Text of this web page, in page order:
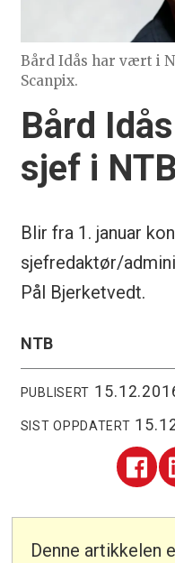
Bård Idås har vært i
Scanpix.
Bård
sjef i NTB
Blir fra 1. januar
sjefredaktør/
Pål Bjerketvedt.
NTB
PUBLISERT
SIST OPPDATERT
Denne artikkelen